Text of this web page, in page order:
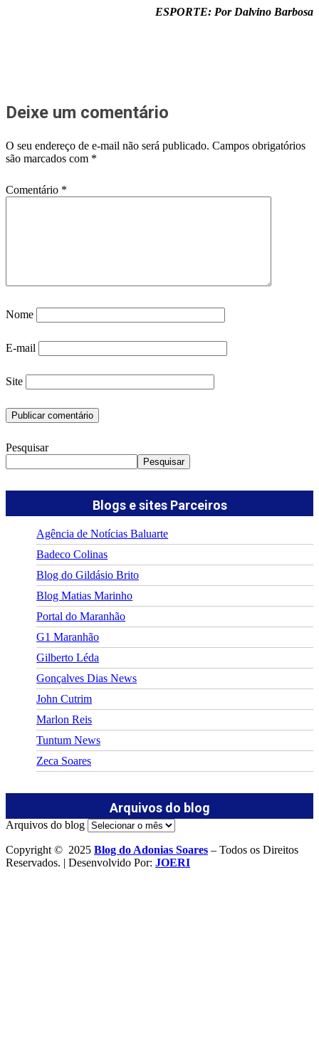
ESPORTE: Por Dalvino Barbosa
Deixe um comentário
O seu endereço de e-mail não será publicado. Campos obrigatórios
são marcados com *
Comentário *
Nome
E-mail
Site
Pesquisar
Pesquisar
Blogs e sites Parceiros
Agência de Notícias Baluarte
Badeco Colinas
Blog do Gildásio Brito
Blog Matias Marinho
Portal do Maranhão
G1 Maranhão
Gilberto Léda
Gonçalves Dias News
John Cutrim
Marlon Reis
Tuntum News
Zeca Soares
Arquivos do blog
Arquivos do blog
Copyright © 2025 Blog do Adonias Soares – Todos os Direitos
Reservados. | Desenvolvido Por: JOERI